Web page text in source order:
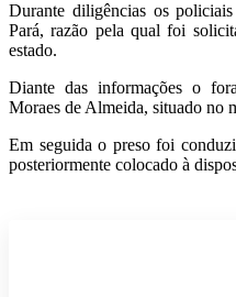
Durante diligências os
Pará, razão pela qual foi
estado.
Diante das informações o
Moraes de Almeida, situado no
Em seguida o preso foi
posteriormente colocado à